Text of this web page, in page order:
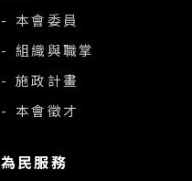
- 本會委員
- 組織與職掌
- 施政計畫
- 本會徵才
為民服務